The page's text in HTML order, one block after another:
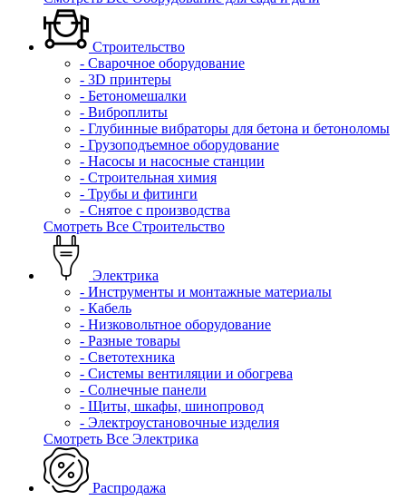
Строительство
- Сварочное оборудование
- 3D принтеры
- Бетономешалки
- Виброплиты
- Глубинные вибраторы для бетона и бетоноломы
- Грузоподъемное оборудование
- Насосы и насосные станции
- Строительная химия
- Трубы и фитинги
- Снятое с производства
Смотреть Все Строительство
Электрика
- Инструменты и монтажные материалы
- Кабель
- Низковольтное оборудование
- Разные товары
- Светотехника
- Системы вентиляции и обогрева
- Солнечные панели
- Щиты, шкафы, шинопровод
- Электроустановочные изделия
Смотреть Все Электрика
Распродажа